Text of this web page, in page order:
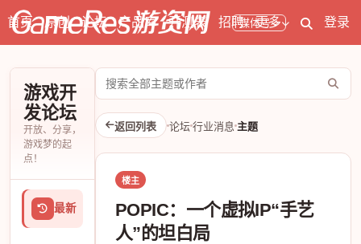
媒体号
首页 原创 论坛 产品库 开测表 招聘 更多 登录
游戏开
发论坛
开放、分享，
游戏梦的起
点！
最新
搜
索
论
坛
返回列表 论坛 行业消息 主题
楼主
POPIC：一个虚拟IP“手艺
人”的坦白局